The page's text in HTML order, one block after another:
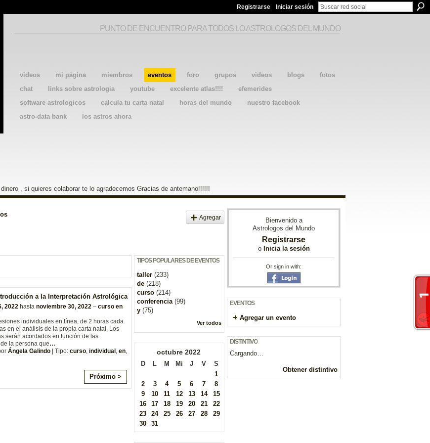
Registrarse Iniciar sesión
videos mi página miembros eventos foro grupos videos blogs
fotos
chat
links sobre astrologia youtube excelente atlas!!!!
efemerides
software astrologicos
calcula tu carta natal horas del mundo
nuestro facebook
astro-data bank
los astros ahora
PUNTO DE ENCUENTRO PARA TODOS LO ASTROLOGOS DEL MUNDO
, si quieres colaborar te lo agradecemos Gracias de antemano!!!!!!
Agregar
a la Interpretación Astrológica
2022 hasta noviembre 30, 2022 – curso en
individuales en línea, de 2 horas cada
en el análisis de la propia carta natal. Los
serán acordados en función de las
la persona que…
Ángela Galindo | Tipo: curso, individual , en,
Próximo >
TIPOS POPULARES DE EVENTOS
taller (233)
de (218)
curso (214)
conferencia(99)
y (75)
Ver todos
octubre 2022
D L M Mi J V
S
1
2
3 4 5 6 7
8
9
10 11 12 13 14
15
16
17 18 19 20 21
22
23
24 25 26 27 28
29
30
31
Bienvenido a
Astrologos del Mundo
Registrarse
o Inicia la sesión
Or sign in with:
EVENTOS
Agregar un evento
DISTINTIVO
Cargando…
Obtener distintivo